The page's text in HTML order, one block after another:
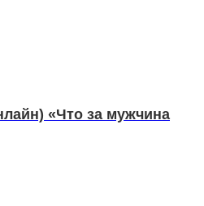
«Что за мужчина